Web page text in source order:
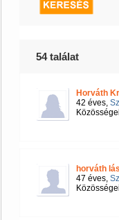
54 találat
Horváth
42 éves,
horváth
47 éves,